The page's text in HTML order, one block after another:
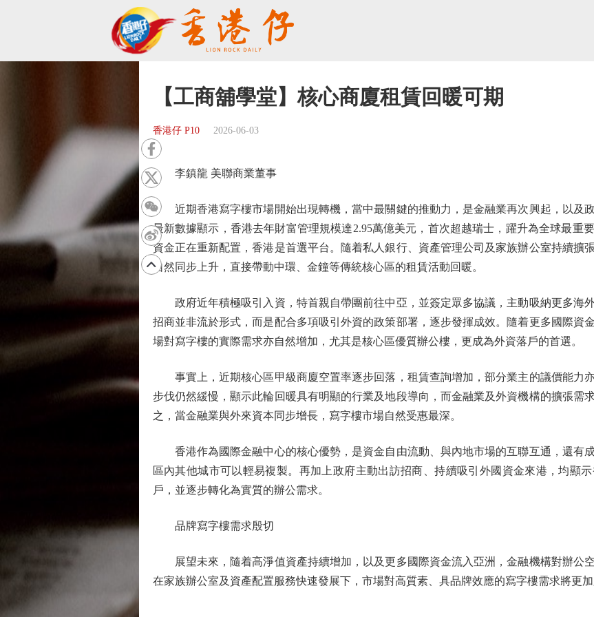
【工商舖學堂】核心商廈租賃回暖可期
香港仔 P10 2026-06-03
李鎮龍 美聯商業董事
近期香港寫字樓市場開始出現轉機，當中最關鍵的推動力，是金融業再次興起，以及政
最新數據顯示，香港去年財富管理規模達2.95萬億美元，首次超越瑞士，躍升為全球最重
資金正在重新配置，香港是首選平台。隨着私人銀行、資產管理公司及家族辦公室持續擴
自然同步上升，直接帶動中環、金鐘等傳統核心區的租賃活動回暖。
政府近年積極吸引入資，特首親自帶團前往中亞，並簽定眾多協議，主動吸納更多海
招商並非流於形式，而是配合多項吸引外資的政策部署，逐步發揮成效。隨着更多國際資
場對寫字樓的實際需求亦自然增加，尤其是核心區優質辦公樓，更成為外資落戶的首選。
事實上，近期核心區甲級商廈空置率逐步回落，租賃查詢增加，部分業主的議價能力
步伐仍然緩慢，顯示此輪回暖具有明顯的行業及地段導向，而金融業及外資機構的擴張需
之，當金融業與外來資本同步增長，寫字樓市場自然受惠最深。
香港作為國際金融中心的核心優勢，是資金自由流動、與內地市場的互聯互通，還有
區內其他城市可以輕易複製。再加上政府主動出訪招商、持續吸引外國資金來港，均顯
戶，並逐步轉化為實質的辦公需求。
品牌寫字樓需求殷切
展望未來，隨着高淨值資產持續增加，以及更多國際資金流入亞洲，金融機構對辦公
在家族辦公室及資產配置服務快速發展下，市場對高質素、具品牌效應的寫字樓需求將更加